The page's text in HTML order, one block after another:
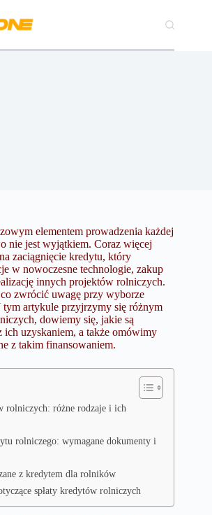
elementem prowadzenia każdej
nie jest wyjątkiem. Coraz więcej
zaciągnięcie kredytu, który
w nowoczesne technologie, zakup
innych projektów rolniczych.
zwrócić uwagę przy wyborze
artykule przyjrzymy się różnym
dowiemy się, jakie są
ich uzyskaniem, a także omówimy
z takim finansowaniem.
rolniczych: różne rodzaje i ich
rolniczego: wymagane dokumenty i
z kredytem dla rolników
spłaty kredytów rolniczych